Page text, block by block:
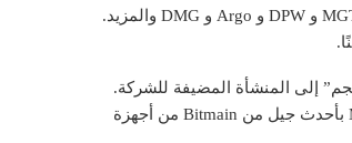
السنوات السابقة. هناك Canaan و Ebang و Hut8 و Marathon و Riot و Hive و OTC و MGT و DPW و Argo و DMG والمزيد.
شحنات التعدين ، قال ماراثون إنه “تم تسليم 1360 عامل منجم” إلى المنشأة المضيفة للشركة.
قالت آيرين جاو ، المسؤولة التنفيذية في Bitmain يوم الجمعة: “يسعدنا تزويد Marathon بأحدث جيل من Bitmain من أجهزة